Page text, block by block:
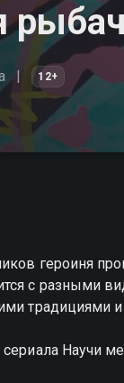
12+
героиня
с разными
традициями
сериала Научи